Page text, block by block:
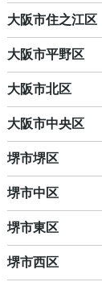
大阪市住之江区
大阪市平野区
大阪市北区
大阪市中央区
堺市堺区
堺市中区
堺市東区
堺市西区